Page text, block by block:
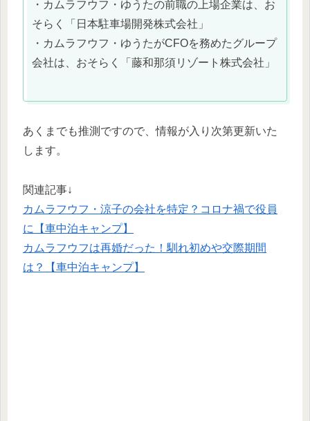
・カムラフウフ・ゆうたの前職の上場企業は、お
そらく「日本駐車場開発株式会社」
・カムラフウフ・ゆうたがCFOを務めたグループ
会社は、おそらく「藤和那須リゾート株式会社」
あくまでも推測ですので、情報が入り次第更新いた
します。
関連記事↓
カムラフウフ・涼子の会社を特定？コロナ禍で役員
に【車中泊キャンプ】
カムラフウフは再婚だった！馴れ初めや交際期間
は？【車中泊キャンプ】